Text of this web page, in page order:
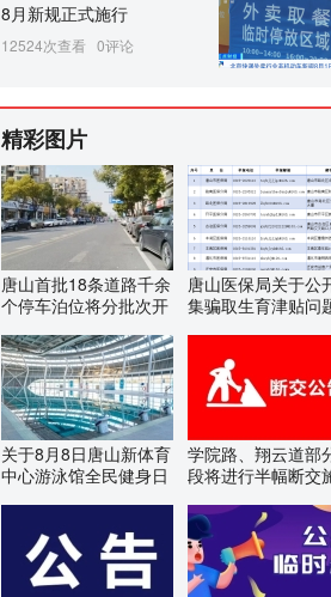
8月新规正式施行
12524次查看 0评论
精彩图片
唐山首批18条道路千余
个停车泊位将分批次开
唐山医保局关于公
集骗取生育津贴问
关于8月8日唐山新体育
中心游泳馆全民健身日
学院路、翔云道部
段将进行半幅断交